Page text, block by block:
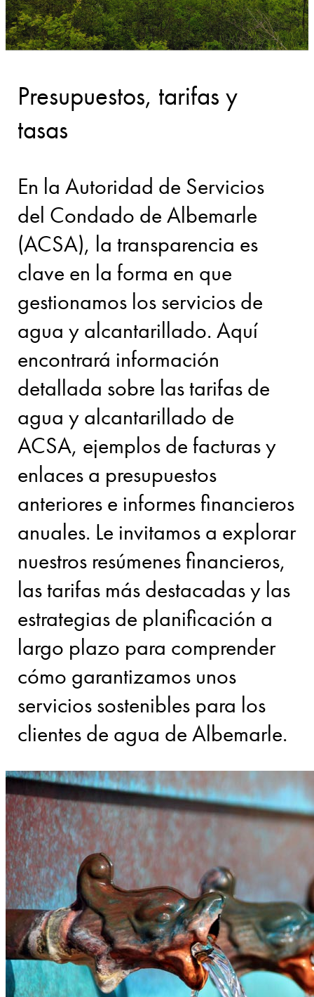
Presupuestos, tarifas y
tasas
En la Autoridad de Servicios
del Condado de Albemarle
(ACSA), la transparencia es
clave en la forma en que
gestionamos los servicios de
agua y alcantarillado. Aquí
encontrará información
detallada sobre las tarifas de
agua y alcantarillado de
ACSA, ejemplos de facturas y
enlaces a presupuestos
anteriores e informes financieros
anuales. Le invitamos a explorar
nuestros resúmenes financieros,
las tarifas más destacadas y las
estrategias de planificación a
largo plazo para comprender
cómo garantizamos unos
servicios sostenibles para los
clientes de agua de Albemarle.